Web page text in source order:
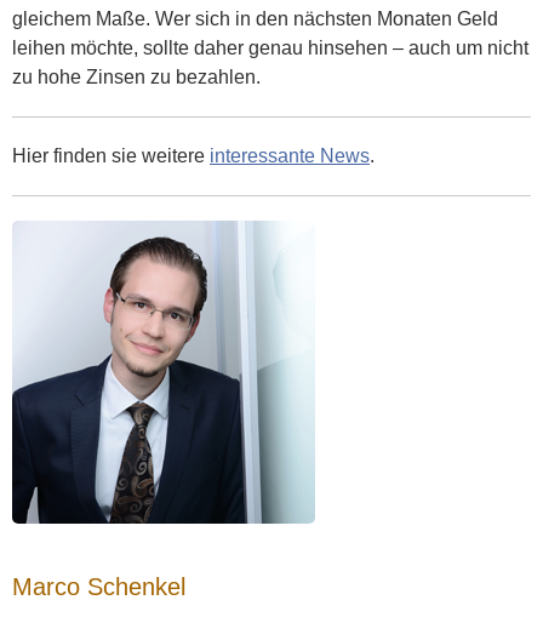
gleichem Maße. Wer sich in den nächsten Monaten Geld
leihen möchte, sollte daher genau hinsehen – auch um nicht
zu hohe Zinsen zu bezahlen.
Hier finden sie weitere interessante News.
Marco Schenkel